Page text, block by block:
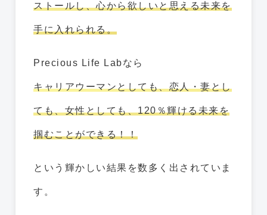
ストールし、心から欲しいと思える未来を
手に入れられる。
Precious Life Labなら
キャリアウーマンとしても、恋人・妻とし
ても、女性としても、120％輝ける未来を
掴むことができる！！
という輝かしい結果を数多く出されていま
す。